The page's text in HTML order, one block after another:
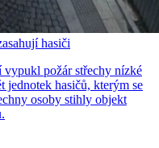
hasiči
vypukl požár střechy nízké
jednotek hasičů, kterým se
osoby stihly objekt